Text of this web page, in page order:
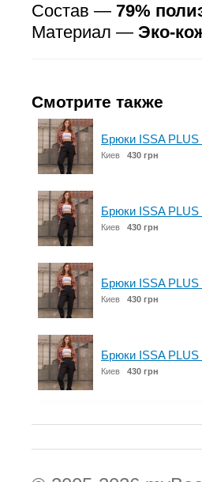
Состав — 79%
Материал — Эко-
Смотрите также
Брюки ISSA
Киев 430 грн
Брюки ISSA
Киев 430 грн
Брюки ISSA
Киев 430 грн
Брюки ISSA
Киев 430 грн